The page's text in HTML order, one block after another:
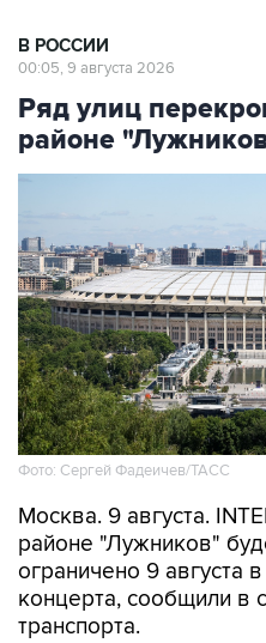
В РОССИИ
00:05, 9 августа 2026
Ряд улиц
районе
Фото: Сергей Фадеичев/ТАСС
Москва. 9 августа.
районе "Лужников"
ограничено 9 августа
концерта, сообщили в
транспорта.